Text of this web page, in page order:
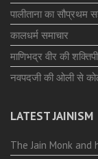
पालीताना का
कालधर्म समाचार
माणिभद्र वीर की
नवपदजी की ओली से
LATEST JAINISM
The Jain Monk and